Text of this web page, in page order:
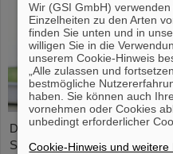
Die Wissenschaftsmanagerin
Stummeyer hat zum 1. Juni
Wir (GSI GmbH) verwenden
Einzelheiten zu den Arten
finden Sie unten und in
willigen Sie in die
unserem Cookie-Hinweis
„Alle zulassen und
bestmögliche
haben. Sie können auch
vornehmen oder Cookies
unbedingt erforderlicher
Cookie-Hinweis und weitere